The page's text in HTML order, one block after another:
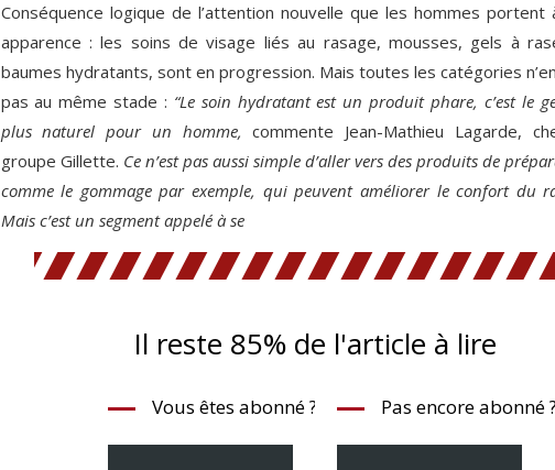
Conséquence logique de l’attention nouvelle que les hommes portent
apparence : les soins de visage liés au rasage, mousses, gels à
baumes hydratants, sont en progression. Mais toutes les catégories
pas au même stade : “Le soin hydratant est un produit phare, c’est le
plus naturel pour un homme, commente Jean-Mathieu Lagarde,
groupe Gillette. Ce n’est pas aussi simple d’aller vers des produits de
comme le gommage par exemple, qui peuvent améliorer le confort du
Mais c’est un segment appelé à se
Il reste 85% de l'article à lire
Vous êtes abonné ? Pas encore abonné ?